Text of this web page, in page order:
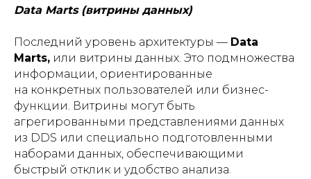
Data Marts (витрины данных)
Последний уровень архитектуры — Data
Marts, или витрины данных. Это подмножества
информации, ориентированные
на конкретных пользователей или бизнес-
функции. Витрины могут быть
агрегированными представлениями данных
из DDS или специально подготовленными
наборами данных, обеспечивающими
быстрый отклик и удобство анализа.